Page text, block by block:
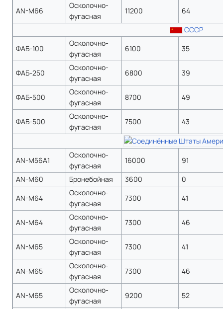
AN-M66
Осколочно-
фугасная
11200
64
СССР
ФАБ-100
Осколочно-
фугасная
6100 35
ФАБ-250
Осколочно-
фугасная
6800 39
ФАБ-500
Осколочно-
фугасная
8700 49
ФАБ-500
Осколочно-
фугасная
7500 43
AN-M56A1
Осколочно-
фугасная
16000
91
AN-M60
Бронебойная 3600
0
AN-M64
Осколочно-
фугасная
7300 41
AN-M64
Осколочно-
фугасная
7300 46
AN-M65
Осколочно-
фугасная
7300 41
AN-M65
Осколочно-
фугасная
7300 46
AN-M65
Осколочно-
фугасная
9200
52